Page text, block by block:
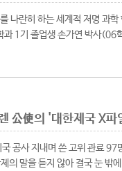
나란히 하는 세계적 저명 과
과 1기 졸업생 손가연 박사
公使의 '대한제국 X파
공사 지내며 쓴 고위 관료
의 말을 듣지 않아 결국 눈